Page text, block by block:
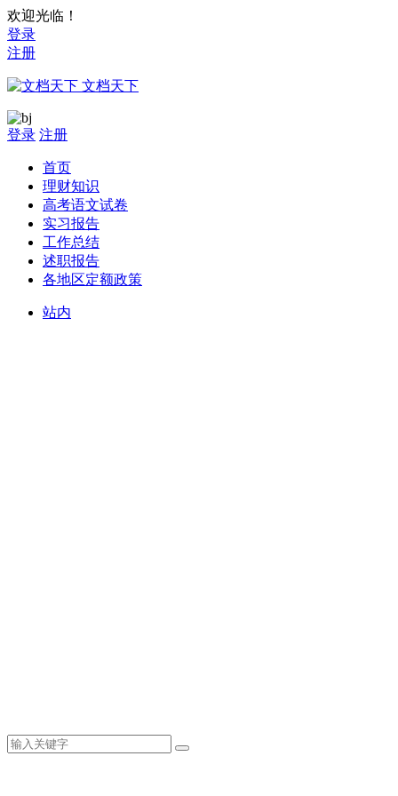
欢迎光临！
登录
注册
文档天下
登录 注册
首页
理财知识
高考语文试卷
实习报告
工作总结
述职报告
各地区定额政策
站内